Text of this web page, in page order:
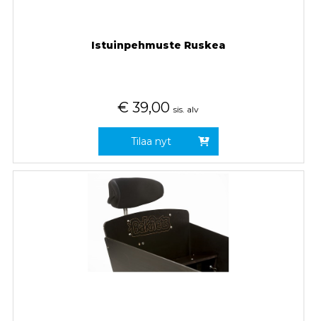
Istuinpehmuste Ruskea
€ 39,00 sis. alv
Tilaa nyt